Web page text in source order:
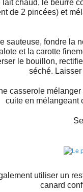
lait chaud, le beurre
de 2 pincées) et
sauteuse, fondre la
et la carotte
le bouillon,
séché.
casserole
cuite en mélangeant
utiliser un
canard